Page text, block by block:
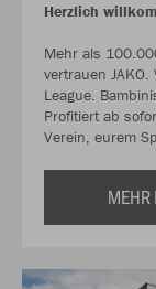
Herzlich
Mehr als
vertrauen
League.
Profitiert ab
Verein, eurem
MEHR